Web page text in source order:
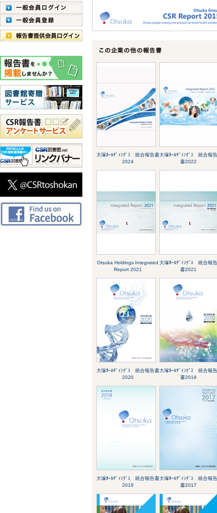
大塚ﾎｰﾙﾃﾞｨﾝｸﾞｽ 統合報告書
2024
大塚ﾎｰﾙﾃﾞｨﾝｸﾞｽ 統合報
書2022
Otsuka Holdings Integrated
Report 2021
大塚ﾎｰﾙﾃﾞｨﾝｸﾞｽ 統合報
書2021
大塚ﾎｰﾙﾃﾞｨﾝｸﾞｽ 統合報告書
2020
大塚ﾎｰﾙﾃﾞｨﾝｸﾞｽ 統合報
書2019
大塚ﾎｰﾙﾃﾞｨﾝｸﾞｽ 統合報告書
2018
大塚ﾎｰﾙﾃﾞｨﾝｸﾞｽ 統合報
書2017